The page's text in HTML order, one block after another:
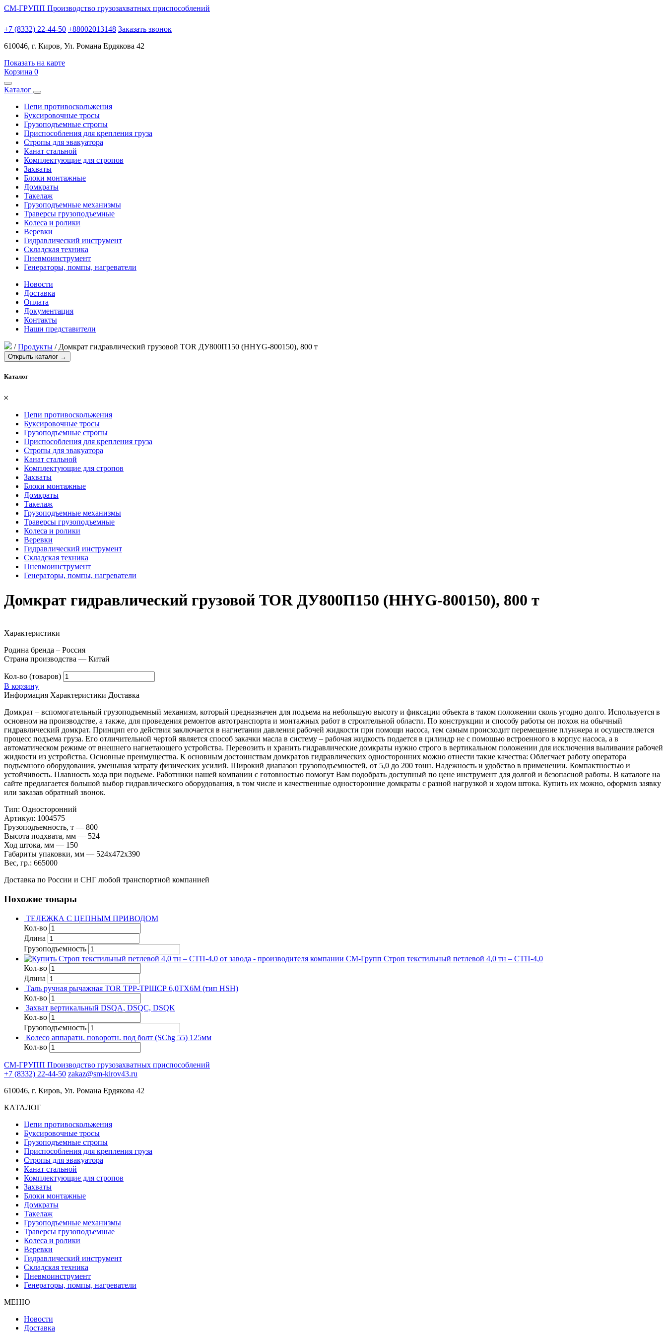
СМ-ГРУПП Производство грузозахватных приспособлений
+7 (8332) 22-44-50 +88002013148 Заказать звонок
610046, г. Киров, Ул. Романа Ердякова 42
Показать на карте
Корзина 0
Каталог
Цепи противоскольжения
Буксировочные тросы
Грузоподъемные стропы
Приспособления для крепления груза
Стропы для эвакуатора
Канат стальной
Комплектующие для стропов
Захваты
Блоки монтажные
Домкраты
Такелаж
Грузоподъемные механизмы
Траверсы грузоподъемные
Колеса и ролики
Веревки
Гидравлический инструмент
Складская техника
Пневмоинструмент
Генераторы, помпы, нагреватели
Новости
Доставка
Оплата
Документация
Контакты
Наши представители
/Продукты / Домкрат гидравлический грузовой TOR ДУ800П150 (HHYG-800150), 800 т
Открыть каталог →
Каталог
𐄂
Цепи противоскольжения
Буксировочные тросы
Грузоподъемные стропы
Приспособления для крепления груза
Стропы для эвакуатора
Канат стальной
Комплектующие для стропов
Захваты
Блоки монтажные
Домкраты
Такелаж
Грузоподъемные механизмы
Траверсы грузоподъемные
Колеса и ролики
Веревки
Гидравлический инструмент
Складская техника
Пневмоинструмент
Генераторы, помпы, нагреватели
Домкрат гидравлический грузовой TOR ДУ800П150 (HHYG-800150), 800 т
Характеристики
Родина бренда – Россия
Страна производства — Китай
Кол-во (товаров)
В корзину
Информация Характеристики Доставка
Домкрат – вспомогательный грузоподъемный механизм, который предназначен для подъема на небольшую высоту и фиксации объекта в таком положении сколь угодно долго. Используется в
основном на производстве, а также, для проведения ремонтов автотранспорта и монтажных работ в строительной области. По конструкции и способу работы он похож на обычный
гидравлический домкрат. Принцип его действия заключается в нагнетании давления рабочей жидкости при помощи насоса, тем самым происходит перемещение плунжера и осуществляется
процесс подъема груза. Его отличительной чертой является способ закачки масла в систему – рабочая жидкость подается в цилиндр не с помощью встроенного в корпус насоса, а в
автоматическом режиме от внешнего нагнетающего устройства. Перевозить и хранить гидравлические домкраты нужно строго в вертикальном положении для исключения выливания рабочей
жидкости из устройства. Основные преимущества. К основным достоинствам домкратов гидравлических односторонних можно отнести такие качества: Облегчает работу оператора
подъемного оборудования, уменьшая затрату физических усилий. Широкий диапазон грузоподъемностей, от 5,0 до 200 тонн. Надежность и удобство в применении. Компактностью и
устойчивость. Плавность хода при подъеме. Работники нашей компании с готовностью помогут Вам подобрать доступный по цене инструмент для долгой и безопасной работы. В каталоге на
сайте предлагается большой выбор гидравлического оборудования, в том числе и качественные односторонние домкраты с разной нагрузкой и ходом штока. Купить их можно, оформив заявку
или заказав обратный звонок.
Тип: Односторонний
Артикул: 1004575
Грузоподъемность, т — 800
Высота подхвата, мм — 524
Ход штока, мм — 150
Габариты упаковки, мм — 524х472х390
Вес, гр.: 665000
Доставка по России и СНГ любой транспортной компанией
Похожие товары
ТЕЛЕЖКА С ЦЕПНЫМ ПРИВОДОМ
Кол-во
Длина
Грузоподъемность
Строп текстильный петлевой 4,0 тн – СТП-4,0
Кол-во
Длина
Таль ручная рычажная TOR ТРР-ТРШСР 6,0ТХ6М (тип HSH)
Кол-во
Захват вертикальный DSQA, DSQC, DSQK
Кол-во
Грузоподъемность
Колесо аппаратн. поворотн. под болт (SChg 55) 125мм
Кол-во
СМ-ГРУПП Производство грузозахватных приспособлений
+7 (8332) 22-44-50 zakaz@sm-kirov43.ru
610046, г. Киров, Ул. Романа Ердякова 42
КАТАЛОГ
Цепи противоскольжения
Буксировочные тросы
Грузоподъемные стропы
Приспособления для крепления груза
Стропы для эвакуатора
Канат стальной
Комплектующие для стропов
Захваты
Блоки монтажные
Домкраты
Такелаж
Грузоподъемные механизмы
Траверсы грузоподъемные
Колеса и ролики
Веревки
Гидравлический инструмент
Складская техника
Пневмоинструмент
Генераторы, помпы, нагреватели
МЕНЮ
Новости
Доставка